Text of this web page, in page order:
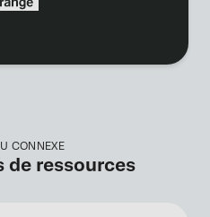
CONNEXE
de ressources